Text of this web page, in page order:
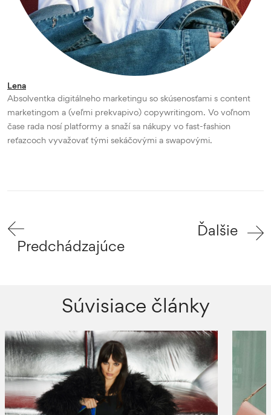
Lena
Absolventka digitálneho marketingu so skúsenosťami s content
marketingom a (veľmi prekvapivo) copywritingom. Vo voľnom
čase rada nosí platformy a snaží sa nákupy vo fast-fashion
reťazcoch vyvažovať tými sekáčovými a swapovými.
Predchádzajúce
Ďalšie
Súvisiace články